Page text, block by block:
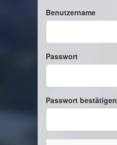
Benutzername
Passwort
Passwort bestätigen